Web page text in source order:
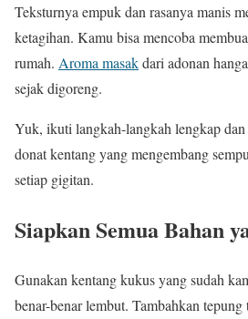
Teksturnya empuk dan rasanya manis
ketagihan. Kamu bisa mencoba
rumah. Aroma masakdari adonan
sejak digoreng.
Yuk, ikuti langkah-langkah lengkap
donat kentang yang mengembang
setiap gigitan.
Siapkan Semua Bahan
Gunakan kentang kukus yang sudah
benar-benar lembut. Tambahkan